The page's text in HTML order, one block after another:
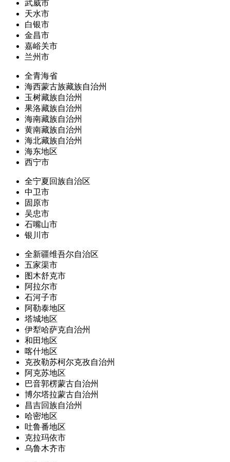
武威市
天水市
白银市
金昌市
嘉峪关市
兰州市
全青海省
海西蒙古族藏族自治州
玉树藏族自治州
果洛藏族自治州
海南藏族自治州
黄南藏族自治州
海北藏族自治州
海东地区
西宁市
全宁夏回族自治区
中卫市
固原市
吴忠市
石嘴山市
银川市
全新疆维吾尔自治区
五家渠市
图木舒克市
阿拉尔市
石河子市
阿勒泰地区
塔城地区
伊犁哈萨克自治州
和田地区
喀什地区
克孜勒苏柯尔克孜自治州
阿克苏地区
巴音郭楞蒙古自治州
博尔塔拉蒙古自治州
昌吉回族自治州
哈密地区
吐鲁番地区
克拉玛依市
乌鲁木齐市